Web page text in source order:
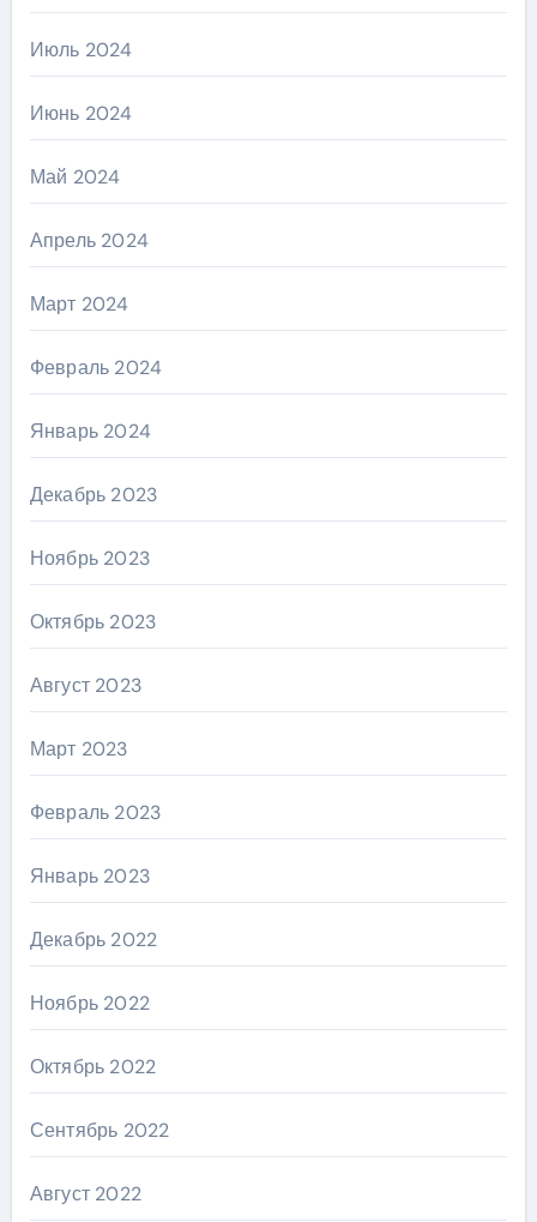
Июль 2024
Июнь 2024
Май 2024
Апрель 2024
Март 2024
Февраль 2024
Январь 2024
Декабрь 2023
Ноябрь 2023
Октябрь 2023
Август 2023
Март 2023
Февраль 2023
Январь 2023
Декабрь 2022
Ноябрь 2022
Октябрь 2022
Сентябрь 2022
Август 2022